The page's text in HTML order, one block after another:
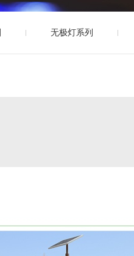
无极灯系列